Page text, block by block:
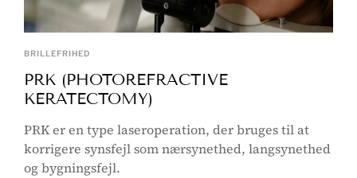
BRILLEFRIHED
PRK (PHOTOREFRACTIVE
KERATECTOMY)
PRK er en type laseroperation, der bruges til at
korrigere synsfejl som nærsynethed, langsynethed
og bygningsfejl.